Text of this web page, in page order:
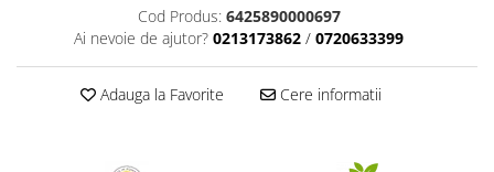
Cod Produs: 6425890000697
Ai nevoie de ajutor? 0213173862 / 0720633399
Adauga la Favorite Cere informatii